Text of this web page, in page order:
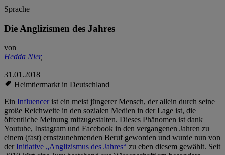
Sprache
Die Anglizismen des Jahres
von
Hedda Nier,
31.01.2018
Heimtiermarkt in Deutschland
Ein Influencerist ein meist jüngerer Mensch, der allein durch seine
große Reichweite in den sozialen Medien in der Lage ist, die
öffentliche Meinung mitzugestalten. Dieses Phänomen ist dank
Youtube, Instagram und Facebook in den vergangenen Jahren zu
einem (fast) ernstzunehmenden Beruf geworden und wurde nun von
derInitiative „Anglizismus des Jahres“ zu eben diesem gewählt. Seit